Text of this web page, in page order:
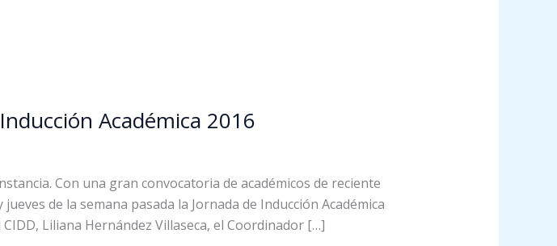
Académica 2016
Con una gran convocatoria de académicos de reciente
de la semana pasada la Jornada de Inducción Académica
Liliana Hernández Villaseca, el Coordinador […]